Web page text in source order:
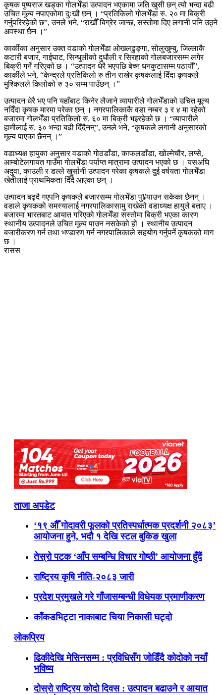
कृषक पुष्पराज खड्का गोलभेँडा उत्पादन भएकामा जति खुसी छन् त्यो भन्दा बढी
उचित मूल्य नपाएकोमा दुःखी छन् । “प्रतिकिलो गोलभेँडा रु. २० मा बिक्री
गर्नुपरिरहेको छ”, उनले भने, “राखौँ बिग्रेर जान्छ, सस्तोमा दिए लगानी पनि उठ्ने
अवस्था छैन ।”
कार्कीका अनुसार उक्त वडाको गोलभेँडा ओखलढुङ्गा, सोलुखुम्बु, जिल्लाकै
कटारी बजार, गाईघाट, सिन्धुलीको दुधौली र सिरहाको गोलबजारसम्म लगेर
बिक्री गर्ने गरिएको छ । “उत्पादन धेरै भएपछि बेच्न धनकुटासम्म पठायौँ”,
कार्कीले भने, “केन्द्रले प्रतिकिलो रु तीन राखेर कृषकलाई दिँदा कृषकले
मुश्किलले किलोको रु ३० सम्म पाउँछन् ।”
उत्पादन धेरै भए पनि यहाँबाट किनेर लैजाने व्यापारीले गोलभेँडाको उचित मूल्य
नदिँदा कृषक मारमा परेका छन् । नगरपालिकाकै वडा नम्बर ३ र ४ मा रहेको
बजारमा गोलभेँडा प्रतिकिलो रु. ६० मा बिक्री भइरहेको छ । “व्यापारीले
हामीलाई रु. ३० भन्दा बढी दिँदैनन्”, उनले भने, “कृषकले लगानी अनुसारको
मूल्य पाएका छैनन् ।”
वडाध्यक्ष हायुका अनुसार वडाको गोठडाँडा, काफलडाँडा, खोल्मेचौर, लप्से,
आम्बोटेलगायत गाउँमा गोलभेँडा पर्याप्त मात्रामा उत्पादन भएको छ । यसअघि
अदुवा, काउली र डल्ले खुर्सानी उत्पादन गरेका कृषकले दुई वर्षयता गोलभेँडा
खेतीलाई प्राथमिकता दिँदै आएका छन् ।
उत्पादन बढ्दै गएपनि कृषकले बजारसम्म गोलभेँडा पु¥याउन सकेका छैनन् ।
वडाले कृषकको समस्यालाई नगरपालिकासामु राखेको वडाध्यक्ष हायुले बताए ।
बजारमा भारतबाट आयात गरिएको गोलभेँडा सस्तोमा बिक्री भएका कारण
स्थानीय उत्पादनले उचित मूल्य पाउन नसकेको हो । स्थानीय उत्पादन
बजारीकरण गर्न तथा भण्डारण गर्न नगरपालिकाले सहयोग गर्नुपर्ने कृषकको माग
छ ।
रासस
ताजा अपडेट
‘१९ औँ गोदावरी फूलको प्रतिस्पर्धात्मक प्रदर्शनी २०८३’
आयोजना हुने, भदौ १ देखि स्टल बुकिङ खुला
तेस्रो पटक ‘आँप सम्बन्धि विचार गोष्ठी’ आयोजना हुँदैं
राष्ट्रिय कृषि नीति-२०८३ जारी
प्रदेश प्रमुखले गरे गाँजासम्बन्धी विधेयक प्रमाणीकरण
काँकडभिट्टा नाकाबाट चिया निकासी घट्दो
लोकप्रिय
ढिकीदेखि मेसिनसम्म : प्रविधिसँग जोडिँदै कोदोको नयाँ
भविष्य
दोस्रो राष्ट्रिय कोदो दिवस : उत्पादन बढाउने र आयात